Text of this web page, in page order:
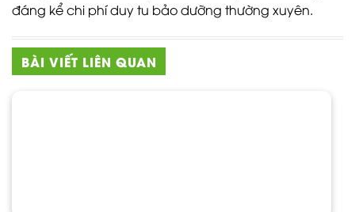
đáng kể chi phí duy tu bảo dưỡng thường xuyên.
BÀI VIẾT LIÊN QUAN